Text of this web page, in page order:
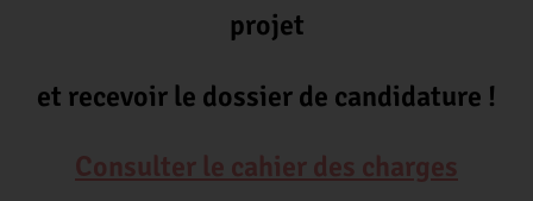
projet
et recevoir le dossier de candidature !
Consulter le cahier des charges